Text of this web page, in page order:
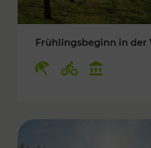
Frühlingsbeginn in der